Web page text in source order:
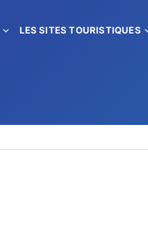
LES SITES TOURISTIQUES